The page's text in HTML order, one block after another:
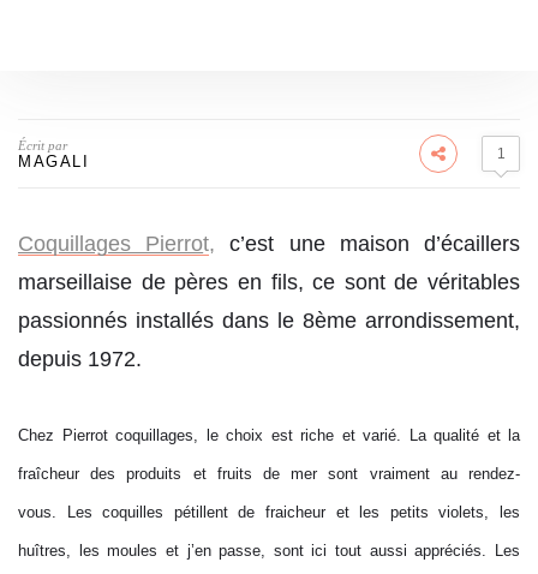
Écrit par
MAGALI 1
Coquillages Pierrot, c’est une maison d’écaillers
marseillaise de pères en fils, ce sont de véritables
passionnés installés dans le 8ème arrondissement,
depuis 1972.
Chez Pierrot coquillages, le choix est riche et varié. La qualité et la
fraîcheur des produits et fruits de mer sont vraiment au rendez-
vous. Les coquilles pétillent de fraicheur et les petits violets, les
huîtres, les moules et j’en passe, sont ici tout aussi appréciés. Les